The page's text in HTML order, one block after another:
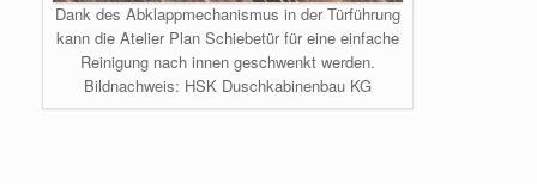
Dank des Abklappmechanismus in der Türführung
kann die Atelier Plan Schiebetür für eine einfache
Reinigung nach innen geschwenkt werden.
Bildnachweis: HSK Duschkabinenbau KG